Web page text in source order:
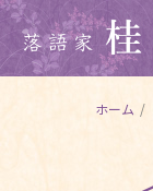
ホーム /